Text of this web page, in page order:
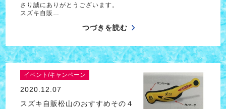
さり誠にありがとうございます。
スズキ自販…
つづきを読む
イベント/キャンペーン
2020.12.07
スズキ自販松山のおすすめその４